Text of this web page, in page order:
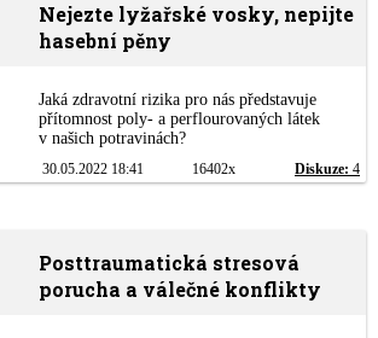
Nejezte lyžařské vosky, nepijte
hasební pěny
Jaká zdravotní rizika pro nás představuje
přítomnost poly- a perflourovaných látek
v našich potravinách?
30.05.2022 18:41 16402x Diskuze: 4
Posttraumatická stresová
porucha a válečné konflikty